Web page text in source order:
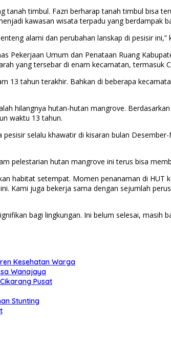
timbul. Fazri berharap tanah timbul bisa
kawasan wisata terpadu yang berdampak
alami dan perubahan lanskap di pesisir ini,”
Pekerjaan Umum dan Penataan Ruang
yang tersebar di enam kecamatan, termasuk
13 tahun terakhir. Bahkan di beberapa
hilangnya hutan-hutan mangrove.
waktu 13 tahun.
selalu khawatir di kisaran bulan
pelestarian hutan mangrove ini terus bisa
habitat setempat. Momen penanaman di HUT
Kami juga bekerja sama dengan sejumlah
bagi lingkungan. Ini belum selesai, masih
Kesehatan Warga
Wanajaya
Pusat
Stunting